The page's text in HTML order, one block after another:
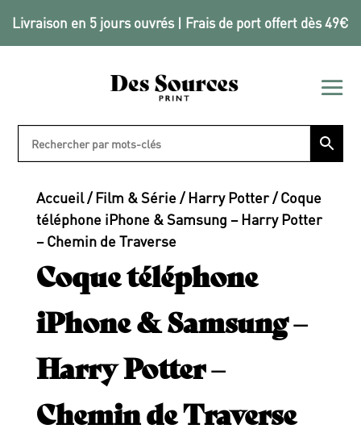
Livraison en 5 jours ouvrés | Frais de port offert dès 49€
Accueil/Film & Série/Harry Potter/ Coque
téléphone iPhone & Samsung – Harry Potter
– Chemin de Traverse
Coque téléphone
iPhone & Samsung –
Harry Potter –
Chemin de Traverse